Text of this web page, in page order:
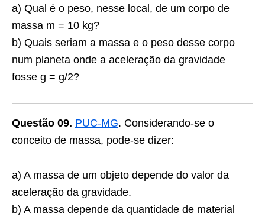
a) Qual é o peso, nesse local, de um corpo de
massa m = 10 kg?
b) Quais seriam a massa e o peso desse corpo
num planeta onde a aceleração da gravidade
fosse g = g/2?
Questão 09. PUC-MG. Considerando-se o
conceito de massa, pode-se dizer:
a) A massa de um objeto depende do valor da
aceleração da gravidade.
b) A massa depende da quantidade de material